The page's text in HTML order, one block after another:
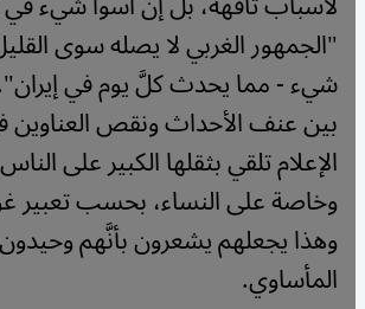
"الجمهور الغربي لا يصله سوى
شيء - مما يحدث كلَّ يوم في
بين عنف الأحداث ونقص
الإعلام تلقي بثقلها الكبير على
وخاصة على النساء، بحسب تعبير
وهذا يجعلهم يشعرون بأنَّهم
المأساوي.